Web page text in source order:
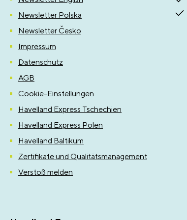
Newsletter Polska
Newsletter Česko
Impressum
Datenschutz
AGB
Cookie-Einstellungen
Havelland Express Tschechien
Havelland Express Polen
Havelland Baltikum
Zertifikate und Qualitätsmanagement
Verstoß melden